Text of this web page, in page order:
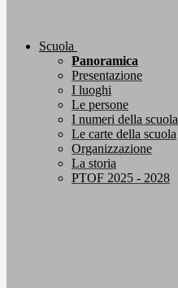
Scuola
Panoramica
Presentazione
I luoghi
Le persone
I numeri della scuola
Le carte della scuola
Organizzazione
La storia
PTOF 2025 - 2028